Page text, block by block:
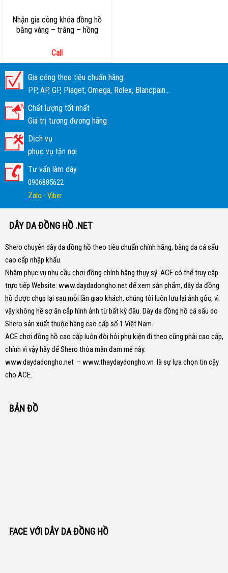
Nhận gia công khóa đồng hồ
bằng vàng – trắng – hồng
Call
Gia công theo tiêu chuẩn hãng:
PP, AP, GP, Piaget, Omega, Rolex, Blancpain...
Chất lượng tốt nhất
Giá trị tương đương hãng
Dịch vụ
phục vụ tận nơi
Tư vấn làm dây
0906885622
Zalo - Viber
DÂY DA ĐỒNG HỒ .NET
Shero chuyên dây da đồng hồ theo tiêu chuẩn chính hãng, bằng da cá sấu
cao cấp nhập khẩu.
Nhằm phục vụ nhu cầu chơi đồng chính hãng thụy sỹ. ACE có thể truy cập
trực tiếp Website: www.daydadongho.netđể xem sản phẩm, dây da đồng
hồ được chụp lại sau mỗi lần giao khách, chúng tôi luôn lưu lại ảnh gốc, vì
vậy không hề sợ ăn cắp hình ảnh từ bất kỳ đâu. Dây da đồng hồ cá sấu do
Shero sản xuất thuộc hàng cao cấp số 1 Việt Nam.
ACE chơi đồng hồ cao cấp luôn đòi hỏi phụ kiện đi theo cũng phải cao cấp,
chính vì vậy hãy để Shero thỏa mãn đam mê này.
www.daydadongho.net – www.thaydaydongho.vn là sự lựa chọn tin cậy
cho ACE.
BẢN ĐỒ
FACE VỚI DÂY DA ĐỒNG HỒ